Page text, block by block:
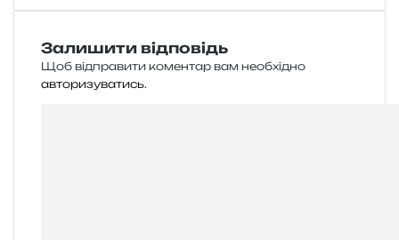
Залишити відповідь
Щоб відправити коментар вам необхідно
авторизуватись.